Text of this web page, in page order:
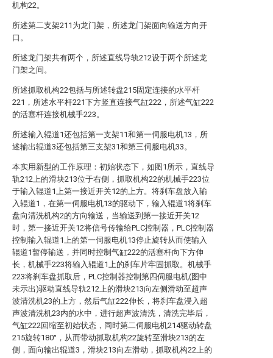
机构22。
所述第二支架211为龙门架，所述龙门架面向输送方向开
口。
所述龙门架共有两个，所述直线导轨212设于两个所述龙
门架之间。
所述抓取机构22包括与所述转盘215固定连接的水平杆
221，所述水平杆221下方竖直连接气缸222，所述气缸222
的活塞杆连接机械手223。
所述输入辊道1还包括第一支架11和第一伺服电机13，所
述输出辊道3还包括第三支架31和第三伺服电机33。
本实用新型的工作原理：初始状态下，如图1所示，直线导
轨212上的滑块213位于右侧，抓取机构22的机械手223位
于输入辊道1上第一接近开关12的上方。将刹车盘放入输
入辊道1，在第一伺服电机13的驱动下，输入辊道1将刹车
盘向清洗机构2的方向输送，当输送到第一接近开关12
时，第一接近开关12将信号传输给PLC控制器，PLC控制器
控制输入辊道1上的第一伺服电机13停止旋转从而使输入
辊道1暂停输送，并同时控制气缸222的活塞杆向下方伸
长，机械手223将输入辊道1上的刹车片牢固抓取。机械手
223将刹车盘抓取后，PLC控制器控制第四伺服电机(图中
未示出)驱动直线导轨212上的滑块213向左侧滑动至超声
波清洗机23的上方，然后气缸222伸长，将刹车盘浸入超
声波清洗机23内的水中，进行超声波清洗，清洗完毕后，
气缸222回缩至初始状态，同时第二伺服电机214驱动转盘
215旋转180°，从而带动抓取机构22旋转至滑块213的左
侧，面向输出辊道3，滑块213向左滑动，抓取机构22上的